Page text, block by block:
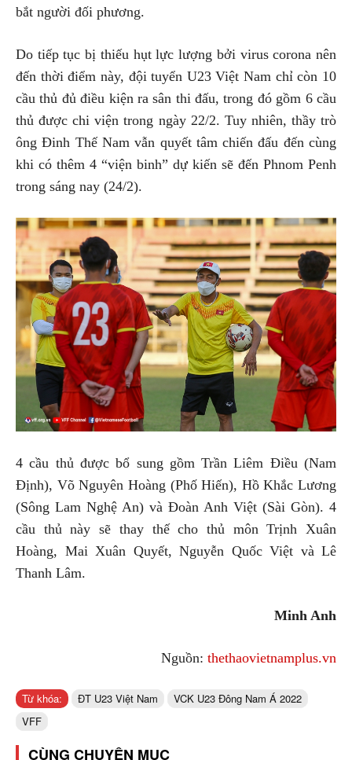
bắt người đối phương.
Do tiếp tục bị thiếu hụt lực lượng bởi virus corona nên
đến thời điểm này, đội tuyển U23 Việt Nam chỉ còn 10
cầu thủ đủ điều kiện ra sân thi đấu, trong đó gồm 6 cầu
thủ được chi viện trong ngày 22/2. Tuy nhiên, thầy trò
ông Đinh Thế Nam vẫn quyết tâm chiến đấu đến cùng
khi có thêm 4 “viện binh” dự kiến sẽ đến Phnom Penh
trong sáng nay (24/2).
4 cầu thủ được bổ sung gồm Trần Liêm Điều (Nam
Định), Võ Nguyên Hoàng (Phố Hiến), Hồ Khắc Lương
(Sông Lam Nghệ An) và Đoàn Anh Việt (Sài Gòn). 4
cầu thủ này sẽ thay thế cho thủ môn Trịnh Xuân
Hoàng, Mai Xuân Quyết, Nguyễn Quốc Việt và Lê
Thanh Lâm.
Minh Anh
Nguồn: thethaovietnamplus.vn
Từ khóa: ĐT U23 Việt Nam
VCK U23 Đông Nam Á 2022
VFF
CÙNG CHUYÊN MỤC